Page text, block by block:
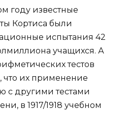
году известные
Кортиса были
испытания 42
учащихся. А
тестов
что их применение
с другими тестами
в 1917/1918 учебном